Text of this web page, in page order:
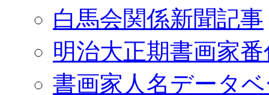
白馬会関係新聞記事
明治大正期書画家
書画家人名データ